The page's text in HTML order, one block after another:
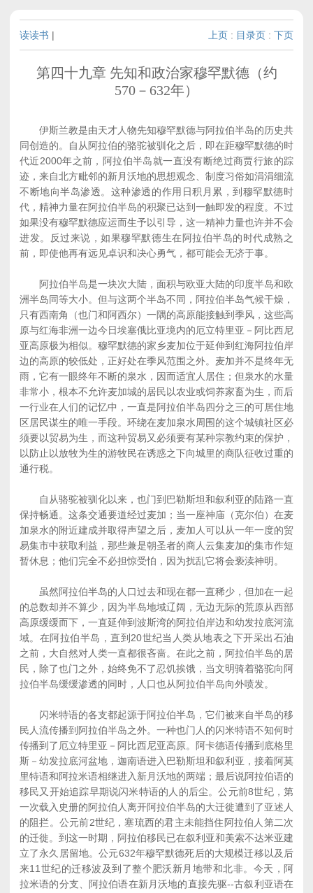
读读书 | 上页 : 目录页 : 下页
第四十九章 先知和政治家穆罕默德（约
570－632年）
伊斯兰教是由天才人物先知穆罕默德与阿拉伯半岛的历史共
同创造的。自从阿拉伯的骆驼被驯化之后，即在距穆罕默德的时
代近2000年之前，阿拉伯半岛就一直没有断绝过商贾行旅的踪
迹，来自北方毗邻的新月沃地的思想观念、制度习俗如涓涓细流
不断地向半岛渗透。这种渗透的作用日积月累，到穆罕默德时
代，精神力量在阿拉伯半岛的积聚已达到一触即发的程度。不过
如果没有穆罕默德应运而生予以引导，这一精神力量也许并不会
进发。反过来说，如果穆罕默德生在阿拉伯半岛的时代成熟之
前，即使他再有远见卓识和决心勇气，都可能会无济于事。
阿拉伯半岛是一块次大陆，面积与欧亚大陆的印度半岛和欧
洲半岛同等大小。但与这两个半岛不同，阿拉伯半岛气候干燥，
只有西南角（也门和阿西尔）一隅的高原能接触到季风，这些高
原与红海非洲一边今日埃塞俄比亚境内的厄立特里亚－阿比西尼
亚高原极为相似。穆罕默德的家乡麦加位于延伸到红海阿拉伯岸
边的高原的较低处，正好处在季风范围之外。麦加并不是终年无
雨，它有一眼终年不断的泉水，因而适宜人居住；但泉水的水量
非常小，根本不允许麦加城的居民以农业或饲养家畜为生，而后
一行业在人们的记忆中，一直是阿拉伯半岛四分之三的可居住地
区居民谋生的唯一手段。环绕在麦加泉水周围的这个城镇社区必
须要以贸易为生，而这种贸易又必须要有某种宗教约束的保护，
以防止以放牧为生的游牧民在诱惑之下向城里的商队征收过重的
通行税。
自从骆驼被驯化以来，也门到巴勒斯坦和叙利亚的陆路一直
保持畅通。这条交通要道经过麦加；当一座神庙（克尔伯）在麦
加泉水的附近建成并取得声望之后，麦加人可以从一年一度的贸
易集市中获取利益，那些兼是朝圣者的商人云集麦加的集市作短
暂休息；他们完全不必担惊受怕，因为扰乱它将会亵渎神明。
虽然阿拉伯半岛的人口过去和现在都一直稀少，但加在一起
的总数却并不算少，因为半岛地域辽阔，无边无际的荒原从西部
高原缓缓而下，一直延伸到波斯湾的阿拉伯岸边和幼发拉底河流
域。在阿拉伯半岛，直到20世纪当人类从地表之下开采出石油
之前，大自然对人类一直都很吝啬。在此之前，阿拉伯半岛的居
民，除了也门之外，始终免不了忍饥挨饿，当文明骑着骆驼向阿
拉伯半岛缓缓渗透的同时，人口也从阿拉伯半岛向外喷发。
闪米特语的各支都起源于阿拉伯半岛，它们被来自半岛的移
民人流传播到阿拉伯半岛之外。一种也门人的闪米特语不知何时
传播到了厄立特里亚－阿比西尼亚高原。阿卡德语传播到底格里
斯－幼发拉底河盆地，迦南语进入巴勒斯坦和叙利亚，接着阿莫
里特语和阿拉米语相继进入新月沃地的两端；最后说阿拉伯语的
移民又开始追踪早期说闪米特语的人的后尘。公元前8世纪，第
一次载入史册的阿拉伯人离开阿拉伯半岛的大迁徙遭到了亚述人
的阻拦。公元前2世纪，塞琉西的君主未能挡住阿拉伯人第二次
的迁徙。到这一时期，阿拉伯移民已在叙利亚和美索不达米亚建
立了永久居留地。公元632年穆罕默德死后的大规模迁移以及后
来11世纪的迁移波及到了整个肥沃新月地带和北非。今天，阿
拉米语的分支、阿拉伯语在新月沃地的直接先驱--古叙利亚语在